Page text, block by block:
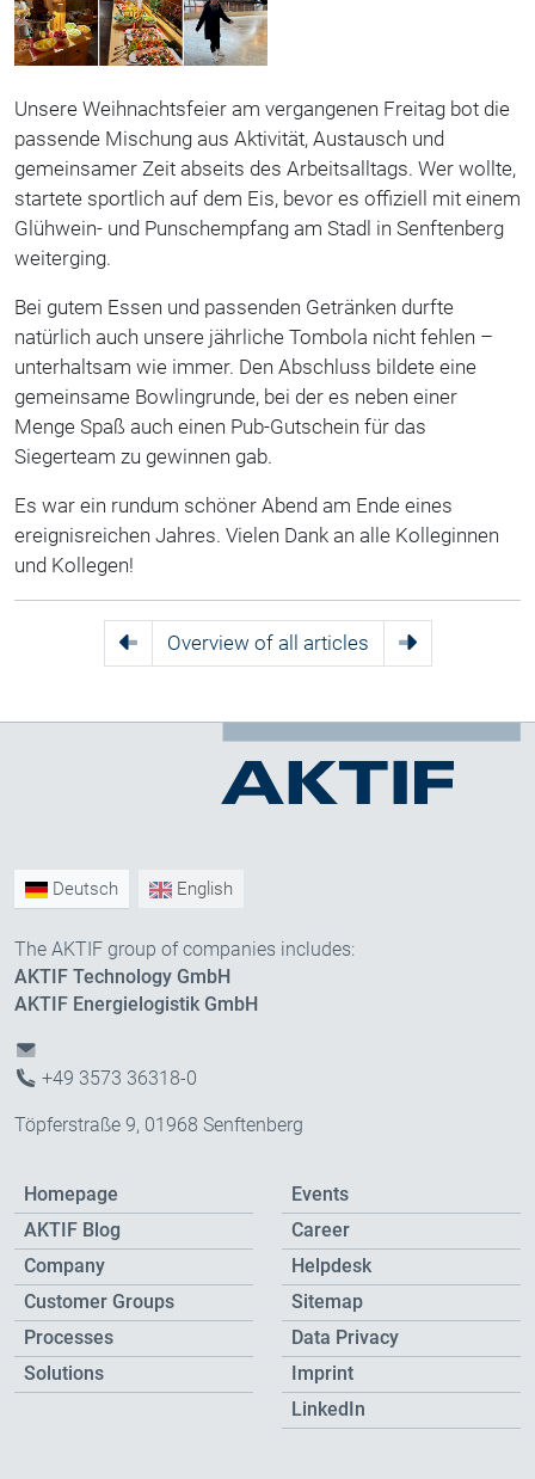
Unsere Weihnachtsfeier am vergangenen Freitag bot die
passende Mischung aus Aktivität, Austausch und
gemeinsamer Zeit abseits des Arbeitsalltags. Wer wollte,
startete sportlich auf dem Eis, bevor es offiziell mit einem
Glühwein- und Punschempfang am Stadl in Senftenberg
weiterging.
Bei gutem Essen und passenden Getränken durfte
natürlich auch unsere jährliche Tombola nicht fehlen –
unterhaltsam wie immer. Den Abschluss bildete eine
gemeinsame Bowlingrunde, bei der es neben einer
Menge Spaß auch einen Pub-Gutschein für das
Siegerteam zu gewinnen gab.
Es war ein rundum schöner Abend am Ende eines
ereignisreichen Jahres. Vielen Dank an alle Kolleginnen
und Kollegen!
Overview of all articles
Deutsch English
The AKTIF group of companies includes:
AKTIF Technology GmbH
AKTIF Energielogistik GmbH
+49 3573 36318-0
Töpferstraße 9, 01968 Senftenberg
Homepage
AKTIF Blog
Company
Customer Groups
Processes
Solutions
Events
Career
Helpdesk
Sitemap
Data Privacy
Imprint
LinkedIn